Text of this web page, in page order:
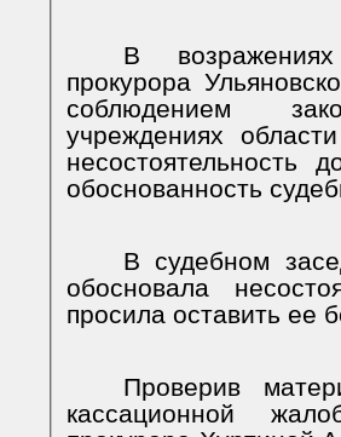
В
прокурора
соблюдением
учреждениях области
несостоятельность
обоснованность
В судебном
обосновала
просила оставить ее
Проверив
кассационной